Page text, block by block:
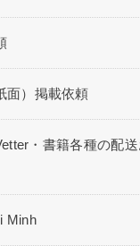
面）掲載依頼
・書籍各種の配
Minh